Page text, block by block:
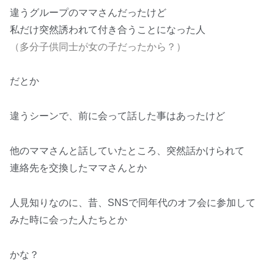
違うグループのママさんだったけど
私だけ突然誘われて付き合うことになった人
（多分子供同士が女の子だったから？）
だとか
違うシーンで、前に会って話した事はあったけど
他のママさんと話していたところ、突然話かけられて
連絡先を交換したママさんとか
人見知りなのに、昔、SNSで同年代のオフ会に参加して
みた時に会った人たちとか
かな？